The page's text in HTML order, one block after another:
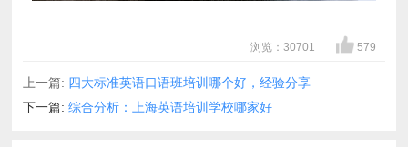
浏览：30701 579
上一篇: 四大标准英语口语班培训哪个好，经验分享
下一篇:综合分析：上海英语培训学校哪家好